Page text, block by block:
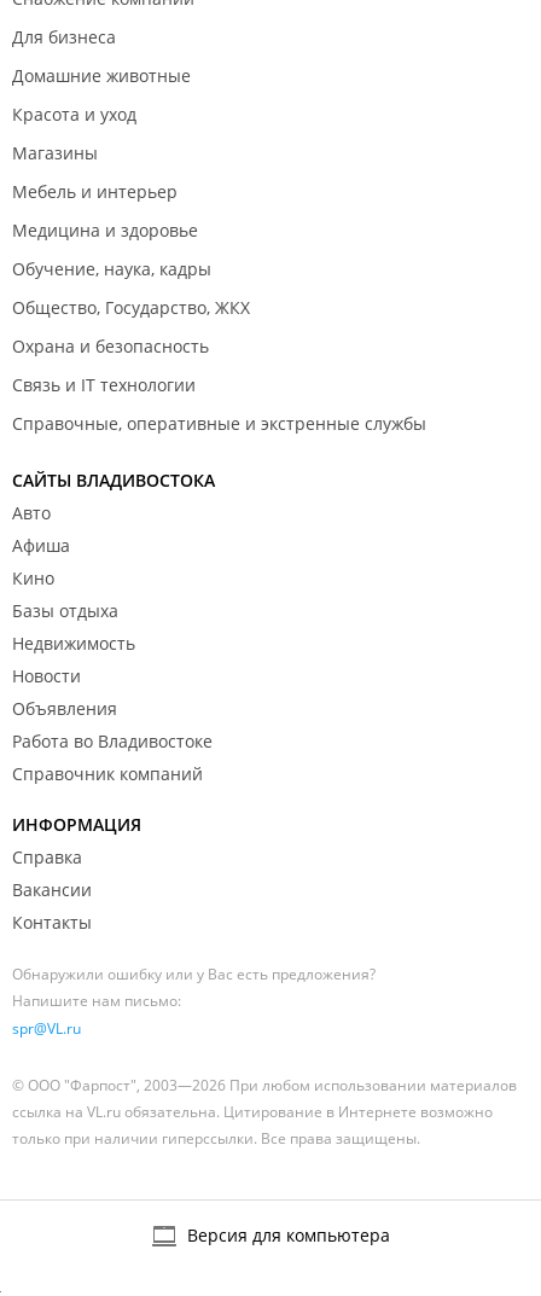
Для бизнеса
Домашние животные
Красота и уход
Магазины
Мебель и интерьер
Медицина и здоровье
Обучение, наука, кадры
Общество, Государство, ЖКХ
Охрана и безопасность
Связь и IT технологии
Справочные, оперативные и экстренные службы
САЙТЫ ВЛАДИВОСТОКА
Авто
Афиша
Кино
Базы отдыха
Недвижимость
Новости
Объявления
Работа во Владивостоке
Справочник компаний
ИНФОРМАЦИЯ
Справка
Вакансии
Контакты
Обнаружили ошибку или у Вас есть предложения?
Напишите нам письмо:
spr@VL.ru
© ООО "Фарпост", 2003—2026 При любом использовании материалов
ссылка на VL.ru обязательна. Цитирование в Интернете возможно
только при наличии гиперссылки. Все права защищены.
Версия для компьютера